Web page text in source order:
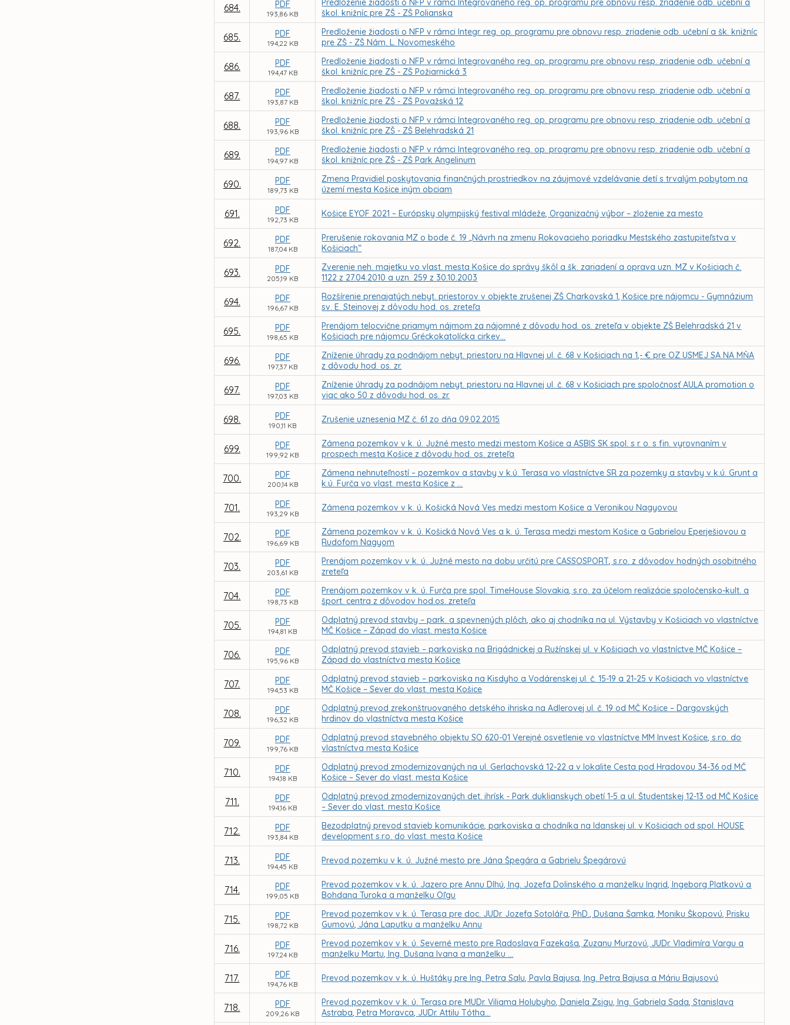
684. PDF
193,86 KB
Predloženie žiadosti o NFP v rámci Integrovaného reg. op. programu pre obnovu resp. zriadenie odb. učební a
škol. knižníc pre ZŠ - ZŠ Polianska
685. PDF
194,22 KB
Predloženie žiadosti o NFP v rámci Integr. reg. op. programu pre obnovu resp. zriadenie odb. učební a šk. knižníc
pre ZŠ - ZŠ Nám. L. Novomeského
686. PDF
194,47 KB
Predloženie žiadosti o NFP v rámci Integrovaného reg. op. programu pre obnovu resp. zriadenie odb. učební a
škol. knižníc pre ZŠ - ZŠ Požiarnická 3
687. PDF
193,87 KB
Predloženie žiadosti o NFP v rámci Integrovaného reg. op. programu pre obnovu resp. zriadenie odb. učební a
škol. knižníc pre ZŠ - ZŠ Považská 12
688. PDF
193,96 KB
Predloženie žiadosti o NFP v rámci Integrovaného reg. op. programu pre obnovu resp. zriadenie odb. učební a
škol. knižníc pre ZŠ - ZŠ Belehradská 21
689. PDF
194,97 KB
Predloženie žiadosti o NFP v rámci Integrovaného reg. op. programu pre obnovu resp. zriadenie odb. učební a
škol. knižníc pre ZŠ - ZŠ Park Angelinum
690. PDF
189,73 KB
Zmena Pravidiel poskytovania finančných prostriedkov na záujmové vzdelávanie detí s trvalým pobytom na
území mesta Košice iným obciam
691. PDF
192,73 KB
Košice EYOF 2021 – Európsky olympijský festival mládeže, Organizačný výbor – zloženie za mesto
692. PDF
187,04 KB
Prerušenie rokovania MZ o bode č. 19 „Návrh na zmenu Rokovacieho poriadku Mestského zastupiteľstva v
Košiciach“
693. PDF
205,19 KB
Zverenie neh. majetku vo vlast. mesta Košice do správy škôl a šk. zariadení a oprava uzn. MZ v Košiciach č.
1122 z 27.04.2010 a uzn. 259 z 30.10.2003
694. PDF
196,67 KB
Rozšírenie prenajatých nebyt. priestorov v objekte zrušenej ZŠ Charkovská 1, Košice pre nájomcu - Gymnázium
sv. E. Steinovej z dôvodu hod. os. zreteľa
695. PDF
198,65 KB
Prenájom telocvične priamym nájmom za nájomné z dôvodu hod. os. zreteľa v objekte ZŠ Belehradská 21 v
Košiciach pre nájomcu Gréckokatolícka cirkev...
696. PDF
197,37 KB
Zníženie úhrady za podnájom nebyt. priestoru na Hlavnej ul. č. 68 v Košiciach na 1,- € pre OZ USMEJ SA NA MŇA
z dôvodu hod. os. zr.
697. PDF
197,03 KB
Zníženie úhrady za podnájom nebyt. priestoru na Hlavnej ul. č. 68 v Košiciach pre spoločnosť AULA promotion o
viac ako 50 z dôvodu hod. os. zr.
698. PDF
190,11 KB
Zrušenie uznesenia MZ č. 61 zo dňa 09.02.2015
699. PDF
199,92 KB
Zámena pozemkov v k. ú. Južné mesto medzi mestom Košice a ASBIS SK spol. s r. o. s fin. vyrovnaním v
prospech mesta Košice z dôvodu hod. os. zreteľa
700. PDF
200,14 KB
Zámena nehnuteľností – pozemkov a stavby v k.ú. Terasa vo vlastníctve SR za pozemky a stavby v k.ú. Grunt a
k.ú. Furča vo vlast. mesta Košice z ...
701. PDF
193,29 KB
Zámena pozemkov v k. ú. Košická Nová Ves medzi mestom Košice a Veronikou Nagyovou
702. PDF
196,69 KB
Zámena pozemkov v k. ú. Košická Nová Ves a k. ú. Terasa medzi mestom Košice a Gabrielou Eperješiovou a
Rudofom Nagyom
703. PDF
203,61 KB
Prenájom pozemkov v k. ú. Južné mesto na dobu určitú pre CASSOSPORT, s.r.o. z dôvodov hodných osobitného
zreteľa
704. PDF
198,73 KB
Prenájom pozemkov v k. ú. Furča pre spol. TimeHouse Slovakia, s.r.o. za účelom realizácie spoločensko-kult. a
šport. centra z dôvodov hod.os. zreteľa
705. PDF
194,81 KB
Odplatný prevod stavby – park. a spevnených plôch, ako aj chodníka na ul. Výstavby v Košiciach vo vlastníctve
MČ Košice – Západ do vlast. mesta Košice
706. PDF
195,96 KB
Odplatný prevod stavieb – parkoviska na Brigádnickej a Ružínskej ul. v Košiciach vo vlastníctve MČ Košice –
Západ do vlastníctva mesta Košice
707. PDF
194,53 KB
Odplatný prevod stavieb – parkoviska na Kisdyho a Vodárenskej ul. č. 15-19 a 21-25 v Košiciach vo vlastníctve
MČ Košice – Sever do vlast. mesta Košice
708. PDF
196,32 KB
Odplatný prevod zrekonštruovaného detského ihriska na Adlerovej ul. č. 19 od MČ Košice – Dargovských
hrdinov do vlastníctva mesta Košice
709. PDF
199,76 KB
Odplatný prevod stavebného objektu SO 620-01 Verejné osvetlenie vo vlastníctve MM Invest Košice, s.r.o. do
vlastníctva mesta Košice
710. PDF
194,18 KB
Odplatný prevod zmodernizovaných na ul. Gerlachovská 12-22 a v lokalite Cesta pod Hradovou 34-36 od MČ
Košice – Sever do vlast. mesta Košice
711. PDF
194,16 KB
Odplatný prevod zmodernizovaných det. ihrísk - Park duklianskych obetí 1-5 a ul. Študentskej 12-13 od MČ Košice
– Sever do vlast. mesta Košice
712. PDF
193,84 KB
Bezodplatný prevod stavieb komunikácie, parkoviska a chodníka na Idanskej ul. v Košiciach od spol. HOUSE
development s.r.o. do vlast. mesta Košice
713. PDF
194,45 KB
Prevod pozemku v k. ú. Južné mesto pre Jána Špegára a Gabrielu Špegárovú
714. PDF
199,05 KB
Prevod pozemkov v k. ú. Jazero pre Annu Dlhú, Ing. Jozefa Dolinského a manželku Ingrid, Ingeborg Platkovú a
Bohdana Turoka a manželku Oľgu
715. PDF
198,72 KB
Prevod pozemkov v k. ú. Terasa pre doc. JUDr. Jozefa Sotolářa, PhD., Dušana Šamka, Moniku Škopovú, Prisku
Gumovú, Jána Laputku a manželku Annu
716. PDF
197,24 KB
Prevod pozemkov v k. ú. Severné mesto pre Radoslava Fazekaša, Zuzanu Murzovú, JUDr. Vladimíra Vargu a
manželku Martu, Ing. Dušana Ivana a manželku ...
717. PDF
194,76 KB
Prevod pozemkov v k. ú. Huštáky pre Ing. Petra Salu, Pavla Bajusa, Ing. Petra Bajusa a Máriu Bajusovú
718. PDF
209,26 KB
Prevod pozemkov v k. ú. Terasa pre MUDr. Viliama Holubyho, Daniela Zsigu, Ing. Gabriela Sada, Stanislava
Astraba, Petra Moravca, JUDr. Attilu Tótha...